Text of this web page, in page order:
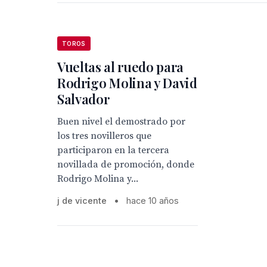
TOROS
Vueltas al ruedo para
Rodrigo Molina y David
Salvador
Buen nivel el demostrado por
los tres novilleros que
participaron en la tercera
novillada de promoción, donde
Rodrigo Molina y...
j de vicente • hace 10 años